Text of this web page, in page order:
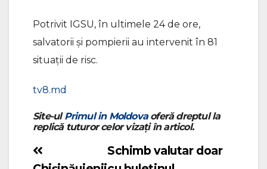
Potrivit IGSU, în ultimele 24 de ore,
salvatorii și pompierii au intervenit în 81
situații de risc.
tv8.md
Site-ulPrimul in Moldovaoferă dreptul la
replică tuturor celor vizați în articol.
Navigare
Schimb valutar doar